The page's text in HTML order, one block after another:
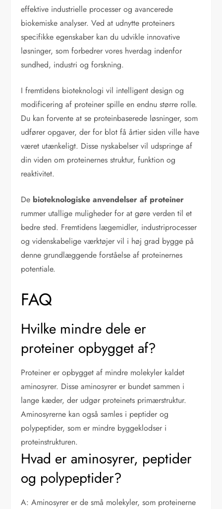
effektive industrielle processer og avancerede
biokemiske analyser. Ved at udnytte proteiners
specifikke egenskaber kan du udvikle innovative
løsninger, som forbedrer vores hverdag indenfor
sundhed, industri og forskning.
I fremtidens bioteknologi vil intelligent design og
modificering af proteiner spille en endnu større rolle.
Du kan forvente at se proteinbaserede løsninger, som
udfører opgaver, der for blot få årtier siden ville have
været utænkeligt. Disse nyskabelser vil udspringe af
din viden om proteinernes struktur, funktion og
reaktivitet.
De bioteknologiske anvendelser af proteiner
rummer utallige muligheder for at gøre verden til et
bedre sted. Fremtidens lægemidler, industriprocesser
og videnskabelige værktøjer vil i høj grad bygge på
denne grundlæggende forståelse af proteinernes
potentiale.
FAQ
Hvilke mindre dele er
proteiner opbygget af?
Proteiner er opbygget af mindre molekyler kaldet
aminosyrer. Disse aminosyrer er bundet sammen i
lange kæder, der udgør proteinets primærstruktur.
Aminosyrerne kan også samles i peptider og
polypeptider, som er mindre byggeklodser i
proteinstrukturen.
Hvad er aminosyrer, peptider
og polypeptider?
A: Aminosyrer er de små molekyler, som proteinerne